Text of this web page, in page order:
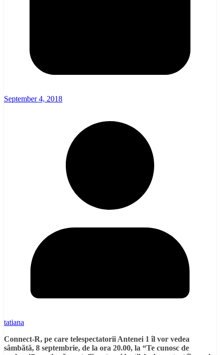
September 4, 2018
tatiana
Connect-R, pe care telespectatorii Antenei 1 îl vor vedea
sâmbătă, 8 septembrie, de la ora 20.00, la “Te cunosc de